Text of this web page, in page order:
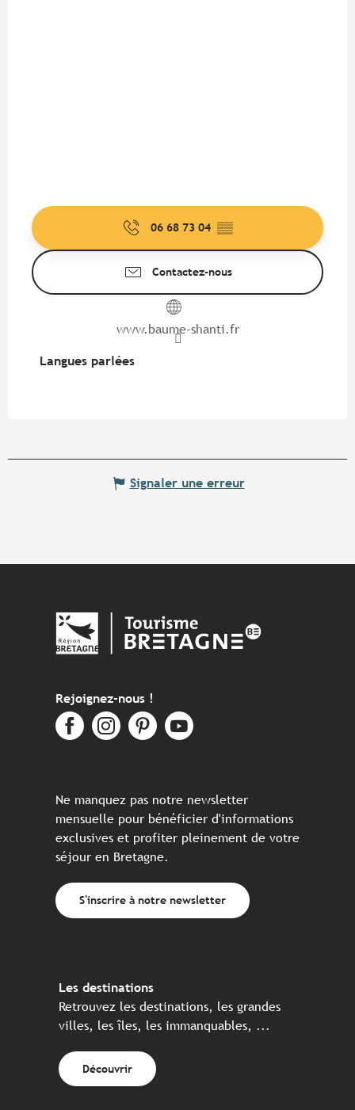
06 68 73 04 ▒▒
Contactez-nous
www.baume-shanti.fr
Langues parlées
Langues parlées
Signaler une erreur
Rejoignez-nous !
Ne manquez pas notre newsletter
mensuelle pour bénéficier d'informations
exclusives et profiter pleinement de votre
séjour en Bretagne.
S'inscrire à notre newsletter
Les destinations
Retrouvez les destinations, les grandes
villes, les îles, les immanquables, ...
Découvrir